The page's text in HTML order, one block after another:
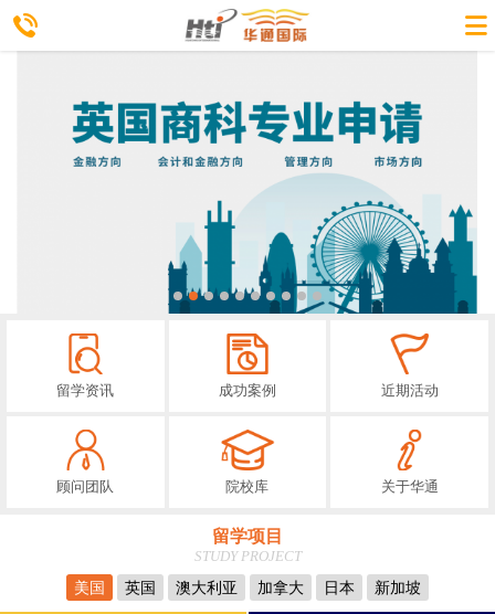
留学资讯 成功案例 近期活动
顾问团队 院校库 关于华通
留学项目
STUDY PROJECT
美国
英国 澳大利亚 加拿大 日本 新加坡